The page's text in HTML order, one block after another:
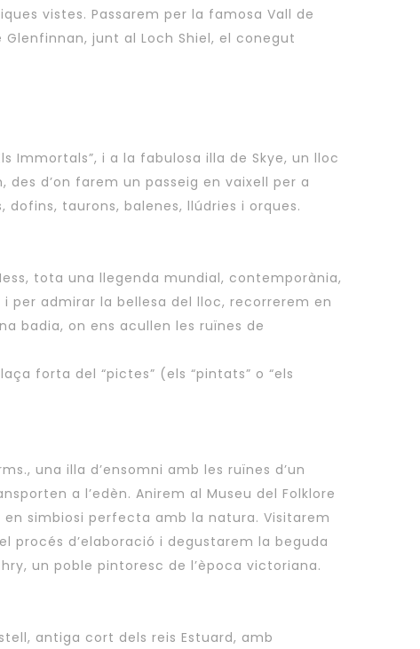
vistes. Passarem per la famosa Vall de
Glenfinnan, junt al Loch Shiel, el conegut
Immortals”, i a la fabulosa illa de Skye, un lloc
des d’on farem un passeig en vaixell per a
taurons, balenes, llúdries i orques.
tota una llegenda mundial, contemporània,
per admirar la bellesa del lloc, recorrerem en
badia, on ens acullen les ruïnes de
forta del “pictes” (els “pintats” o “els
una illa d’ensomni amb les ruïnes d’un
a l’edèn. Anirem al Museu del Folklore
simbiosi perfecta amb la natura. Visitarem
procés d’elaboració i degustarem la beguda
un poble pintoresc de l’època victoriana.
antiga cort dels reis Estuard, amb